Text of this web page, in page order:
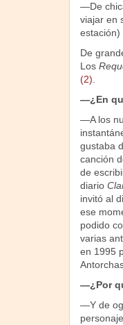
—De
viajar en
estación)
De
Los
(2)
—¿En
—A los
gustaba
canción
de
diario
invitó al
ese
podido
varias
en 1995
—¿Por
—Y de